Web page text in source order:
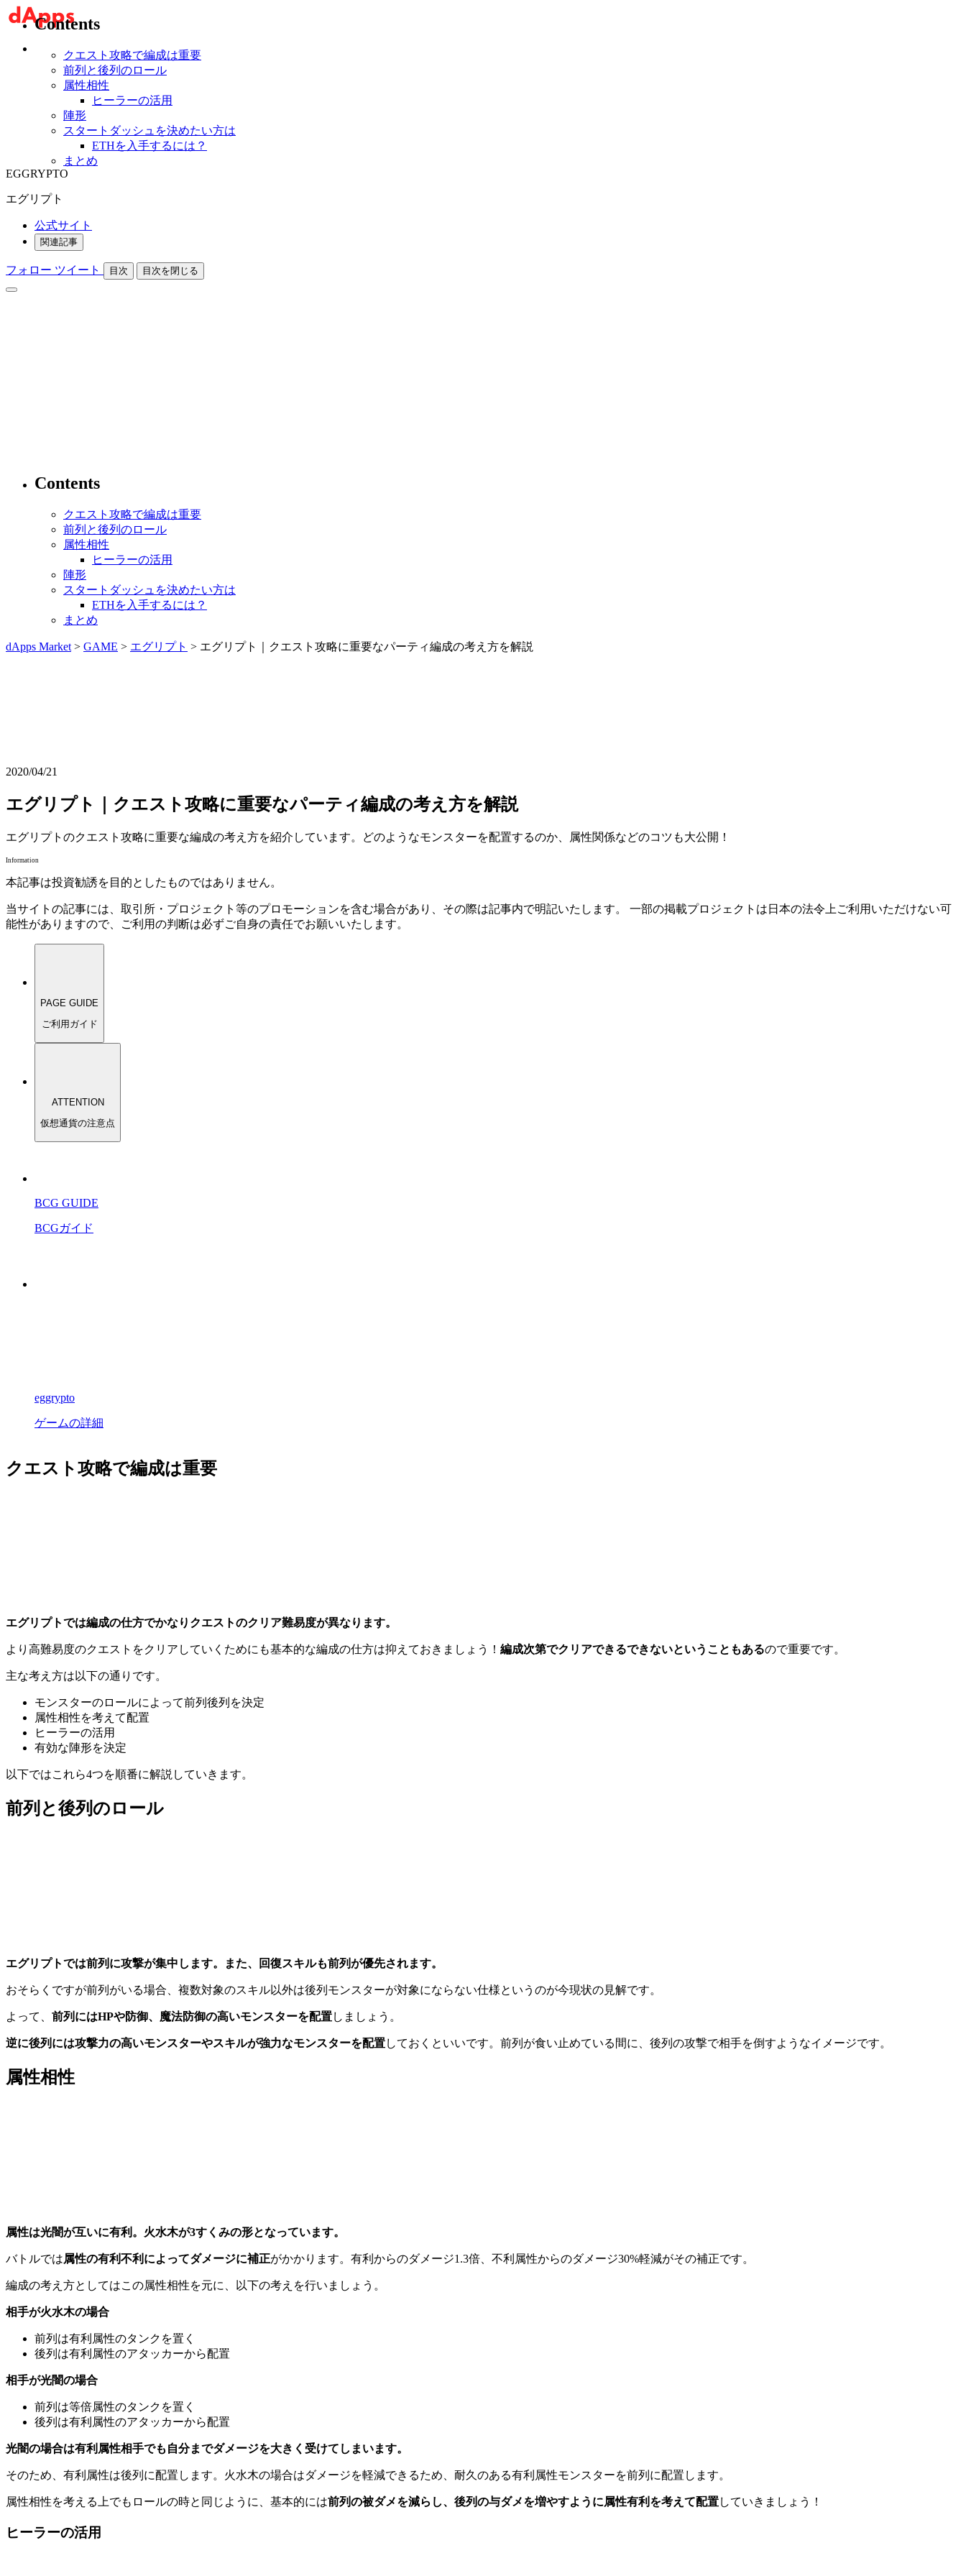
EGGRYPTO
エグリプト
公式サイト
関連記事
フォロー ツイート 目次 目次を閉じる
Contents
クエスト攻略で編成は重要
前列と後列のロール
属性相性
ヒーラーの活用
陣形
スタートダッシュを決めたい方は
ETHを入手するには？
まとめ
Contents
クエスト攻略で編成は重要
前列と後列のロール
属性相性
ヒーラーの活用
陣形
スタートダッシュを決めたい方は
ETHを入手するには？
まとめ
dApps Market > GAME > エグリプト > エグリプト｜クエスト攻略に重要なパーティ編成の考え方を解説
2020/04/21
エグリプト｜クエスト攻略に重要なパーティ編成の考え方を解説
エグリプトのクエスト攻略に重要な編成の考え方を紹介しています。どのようなモンスターを配置するのか、属性関係などのコツも大公開！
Information
本記事は投資勧誘を目的としたものではありません。
当サイトの記事には、取引所・プロジェクト等のプロモーションを含む場合があり、その際は記事内で明記いたします。 一部の掲載プロジェクトは日本の法令上ご利用いただけない可
能性がありますので、ご利用の判断は必ずご自身の責任でお願いいたします。
PAGE GUIDE
ご利用ガイド
ATTENTION
仮想通貨の注意点
BCG GUIDE
BCGガイド
eggrypto
ゲームの詳細
クエスト攻略で編成は重要
エグリプトでは編成の仕方でかなりクエストのクリア難易度が異なります。
より高難易度のクエストをクリアしていくためにも基本的な編成の仕方は抑えておきましょう！ 編成次第でクリアできるできないということもあるので重要です。
主な考え方は以下の通りです。
モンスターのロールによって前列後列を決定
属性相性を考えて配置
ヒーラーの活用
有効な陣形を決定
以下ではこれら4つを順番に解説していきます。
前列と後列のロール
エグリプトでは前列に攻撃が集中します。また、回復スキルも前列が優先されます。
おそらくですが前列がいる場合、複数対象のスキル以外は後列モンスターが対象にならない仕様というのが今現状の見解です。
よって、 前列にはHPや防御、魔法防御の高いモンスターを配置しましょう。
逆に後列には攻撃力の高いモンスターやスキルが強力なモンスターを配置しておくといいです。前列が食い止めている間に、後列の攻撃で相手を倒すようなイメージです。
属性相性
属性は光闇が互いに有利。火水木が3すくみの形となっています。
バトルでは属性の有利不利によってダメージに補正がかかります。有利からのダメージ1.3倍、不利属性からのダメージ30%軽減がその補正です。
編成の考え方としてはこの属性相性を元に、以下の考えを行いましょう。
相手が火水木の場合
前列は有利属性のタンクを置く
後列は有利属性のアタッカーから配置
相手が光闇の場合
前列は等倍属性のタンクを置く
後列は有利属性のアタッカーから配置
光闇の場合は有利属性相手でも自分までダメージを大きく受けてしまいます。
そのため、有利属性は後列に配置します。火水木の場合はダメージを軽減できるため、耐久のある有利属性モンスターを前列に配置します。
属性相性を考える上でもロールの時と同じように、基本的には前列の被ダメを減らし、後列の与ダメを増やすように属性有利を考えて配置していきましょう！
ヒーラーの活用